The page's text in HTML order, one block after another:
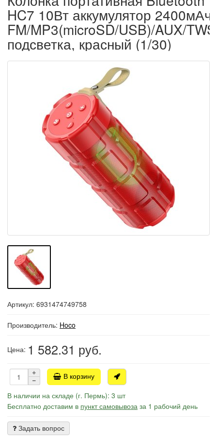
HC7 10Вт аккумулятор 2400мАч
FM/MP3(microSD/USB)/AUX/
подсветка, красный (1/30)
Артикул: 6931474749758
Производитель: Hoco
Цена: 1 582.31 руб.
В корзину
В наличии на складе (г. Пермь): 3 шт
Бесплатно доставим в пункт самовывоза за 1 рабочий день
Задать вопрос